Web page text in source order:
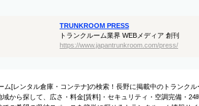
TRUNKROOM PRESS
トランクルーム業界 WEBメディア 創刊
https://www.japantrunkroom.com/press/
ム[レンタル倉庫・コンテナ]の検索！長野に掲載中のトランク
から探して、広さ・料金[賃料]・セキュリティ・空調完備・